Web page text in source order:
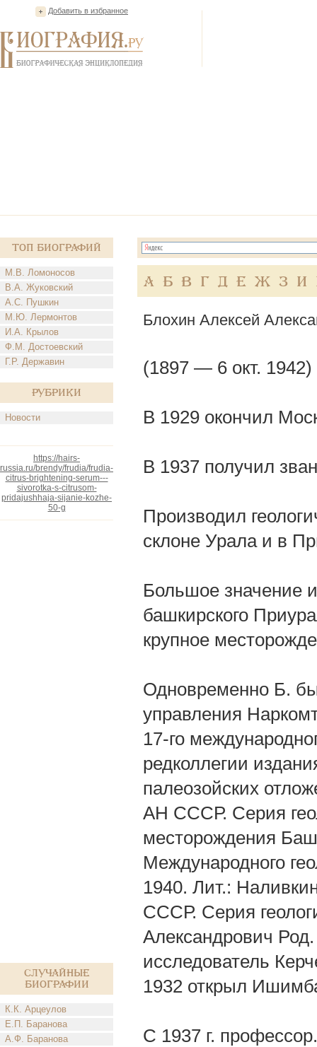
Добавить в избранное
Топ Биографий
М.В. Ломоносов
В.А. Жуковский
А.С. Пушкин
М.Ю. Лермонтов
И.А. Крылов
Ф.М. Достоевский
Г.Р. Державин
Рубрики
Новости
https://hairs-
russia.ru/brendy/frudia/frudia-
citrus-brightening-serum---
sivorotka-s-citrusom-
pridajushhaja-sijanie-kozhe-
50-g
Случайные
биографии
К.К. Арцеулов
Е.П. Баранова
А.Ф. Баранова
А Б В Г Д Е Ж З И
Блохин Алексей
(1897 — 6 окт.
В 1929 окончил
В 1937 получил
Производил
склоне Урала и в
Большое значение
башкирского
крупное
Одновременно Б.
управления
17-го
редколлегии
палеозойских
АН СССР. Серия
месторождения
Международного
1940. Лит.:
СССР. Серия
Александрович
исследователь
1932 открыл
С 1937 г. профессор.